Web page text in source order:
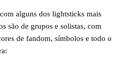
alguns dos lightsticks mais
são de grupos e solistas, com
de fandom, símbolos e todo o